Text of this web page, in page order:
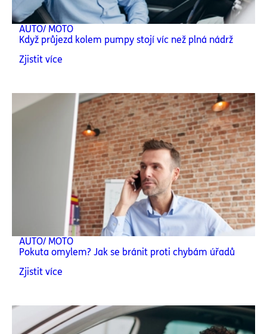
AUTO/ MOTO
Když průjezd kolem pumpy stojí víc než plná nádrž
Zjistit více
AUTO/ MOTO
Pokuta omylem? Jak se bránit proti chybám úřadů
Zjistit více